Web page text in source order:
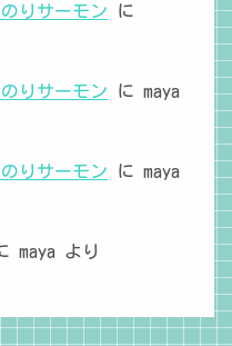
りサーモン に
りサーモン に maya
りサーモン に maya
maya より